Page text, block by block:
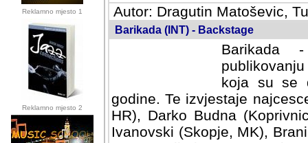
Reklamno mjesto 1
Reklamno mjesto 2
Autor: Dragutin Matoševic,
Barikada (INT) - Backstage
Barikada
koja su se
godine. Te izvjestaje
HR), Darko Budna
Ivanovski (Skopje, MK),